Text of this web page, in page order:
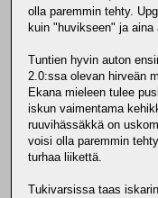
olla paremmin tehty.
kuin "huvikseen" ja aina
Tuntien hyvin auton
2.0:ssa olevan hirveän
Ekana mieleen tulee
iskun vaimentama
ruuvihässäkkä on
voisi olla paremmin
turhaa liikettä.
Tukivarsissa taas